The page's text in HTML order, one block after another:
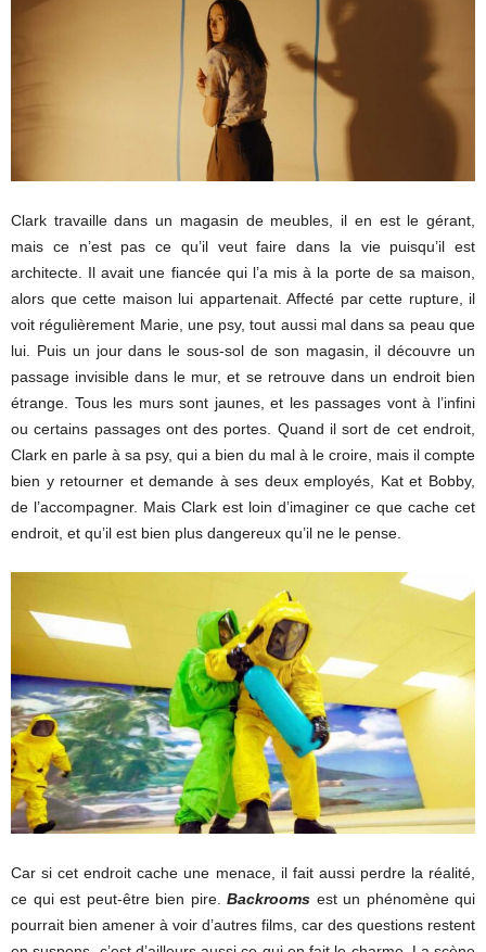
Clark travaille dans un magasin de meubles, il en est le gérant,
mais ce n’est pas ce qu’il veut faire dans la vie puisqu’il est
architecte. Il avait une fiancée qui l’a mis à la porte de sa maison,
alors que cette maison lui appartenait. Affecté par cette rupture, il
voit régulièrement Marie, une psy, tout aussi mal dans sa peau que
lui. Puis un jour dans le sous-sol de son magasin, il découvre un
passage invisible dans le mur, et se retrouve dans un endroit bien
étrange. Tous les murs sont jaunes, et les passages vont à l’infini
ou certains passages ont des portes. Quand il sort de cet endroit,
Clark en parle à sa psy, qui a bien du mal à le croire, mais il compte
bien y retourner et demande à ses deux employés, Kat et Bobby,
de l’accompagner. Mais Clark est loin d’imaginer ce que cache cet
endroit, et qu’il est bien plus dangereux qu’il ne le pense.
Car si cet endroit cache une menace, il fait aussi perdre la réalité,
ce qui est peut-être bien pire. Backrooms est un phénomène qui
pourrait bien amener à voir d’autres films, car des questions restent